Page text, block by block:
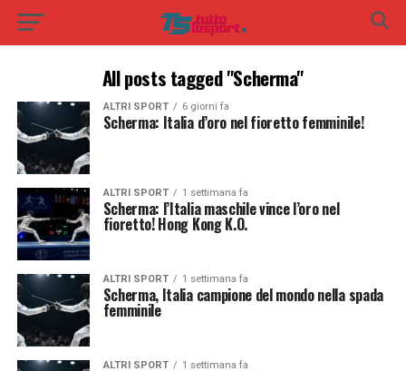
All posts tagged "Scherma"
ALTRI SPORT 6 giorni fa
Scherma: Italia d’oro nel fioretto femminile!
ALTRI SPORT 1 settimana fa
Scherma: l’Italia maschile vince l’oro nel
fioretto! Hong Kong K.O.
ALTRI SPORT 1 settimana fa
Scherma, Italia campione del mondo nella spada
femminile
ALTRI SPORT 1 settimana fa